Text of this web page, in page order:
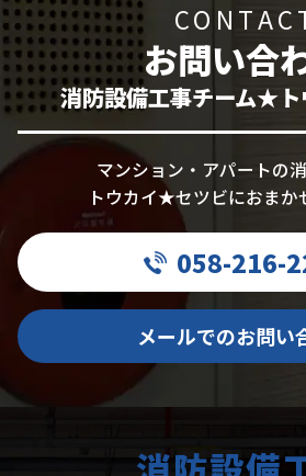
お問い合
消防設備工事チーム★ト
マンション・アパートの
トウカイ★セツビにおまか
058-216-
メールでのお問い